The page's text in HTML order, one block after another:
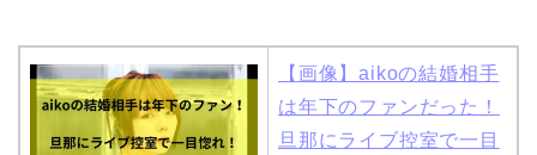
【画像】aikoの結婚相手
は年下のファンだった！
旦那にライブ控室で一目